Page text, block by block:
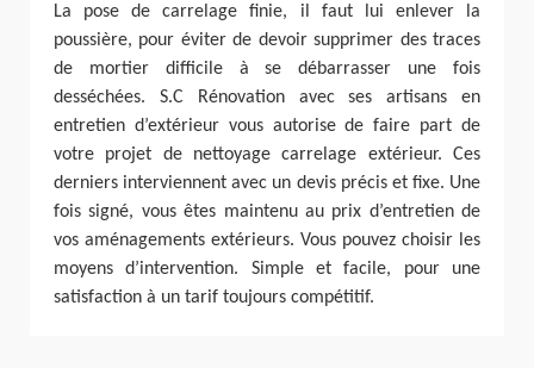
La pose de carrelage finie, il faut lui enlever la
poussière, pour éviter de devoir supprimer des traces
de mortier difficile à se débarrasser une fois
desséchées. S.C Rénovation avec ses artisans en
entretien d’extérieur vous autorise de faire part de
votre projet de nettoyage carrelage extérieur. Ces
derniers interviennent avec un devis précis et fixe. Une
fois signé, vous êtes maintenu au prix d’entretien de
vos aménagements extérieurs. Vous pouvez choisir les
moyens d’intervention. Simple et facile, pour une
satisfaction à un tarif toujours compétitif.